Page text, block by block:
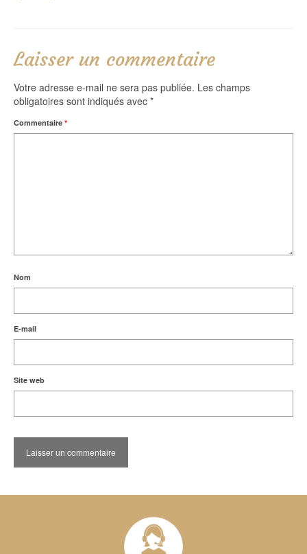
Laisser un commentaire
Votre adresse e-mail ne sera pas publiée. Les champs
obligatoires sont indiqués avec *
Commentaire *
Nom
E-mail
Site web